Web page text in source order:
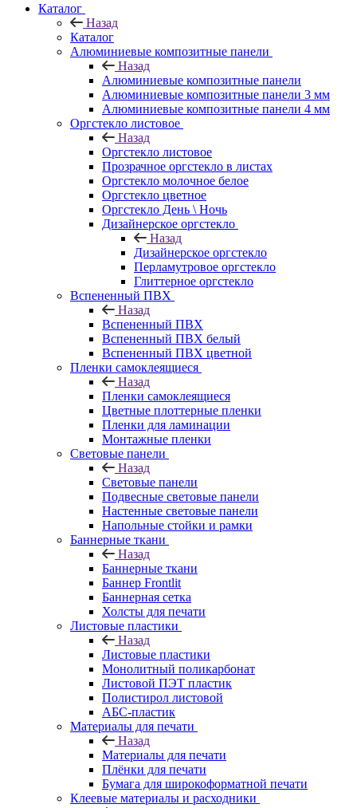
Каталог
Назад
Каталог
Алюминиевые композитные панели
Назад
Алюминиевые композитные панели
Алюминиевые композитные панели 3 мм
Алюминиевые композитные панели 4 мм
Оргстекло листовое
Назад
Оргстекло листовое
Прозрачное оргстекло в листах
Оргстекло молочное белое
Оргстекло цветное
Оргстекло День \ Ночь
Дизайнерское оргстекло
Назад
Дизайнерское оргстекло
Перламутровое оргстекло
Глиттерное оргстекло
Вспененный ПВХ
Назад
Вспененный ПВХ
Вспененный ПВХ белый
Вспененный ПВХ цветной
Пленки самоклеящиеся
Назад
Пленки самоклеящиеся
Цветные плоттерные пленки
Пленки для ламинации
Монтажные пленки
Световые панели
Назад
Световые панели
Подвесные световые панели
Настенные световые панели
Напольные стойки и рамки
Баннерные ткани
Назад
Баннерные ткани
Баннер Frontlit
Баннерная сетка
Холсты для печати
Листовые пластики
Назад
Листовые пластики
Монолитный поликарбонат
Листовой ПЭТ пластик
Полистирол листовой
АБС-пластик
Материалы для печати
Назад
Материалы для печати
Плёнки для печати
Бумага для широкоформатной печати
Клеевые материалы и расходники